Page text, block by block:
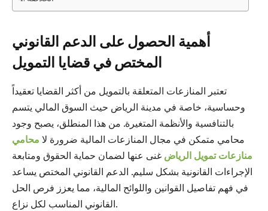
أهمية الحصول على الدعم القانوني
المختص في قضايا التمويل
تعتبر المنازعات المتعلقة بالتمويل من أكثر القضايا تعقيداً
وحساسية، خاصة في مدينة الرياض حيث السوق المالي يتسم
بالتنافسية والأنظمة المتغيرة. من هذا المنطلق، يصبح وجود
محامي متمكن في مجال المنازعات المالية ضرورة لا محامي
منازعات تمويل الرياض غنى عنها لضمان حماية الحقوق ومتابعة
الإجراءات القانونية بشكل سليم. الدعم القانوني المختص يساعد
في فهم تفاصيل القوانين واللوائح المالية، مما يعزز فرص الحل
القانوني المناسب لكل نزاع.